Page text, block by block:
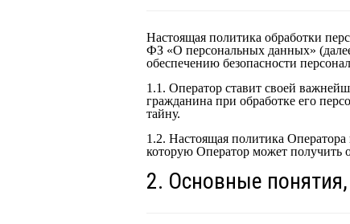
Настоящая политика обработки
ФЗ «О персональных данных»
обеспечению безопасности
1.1. Оператор ставит своей
гражданина при обработке его
тайну.
1.2. Настоящая политика
которую Оператор может получить
2. Основные